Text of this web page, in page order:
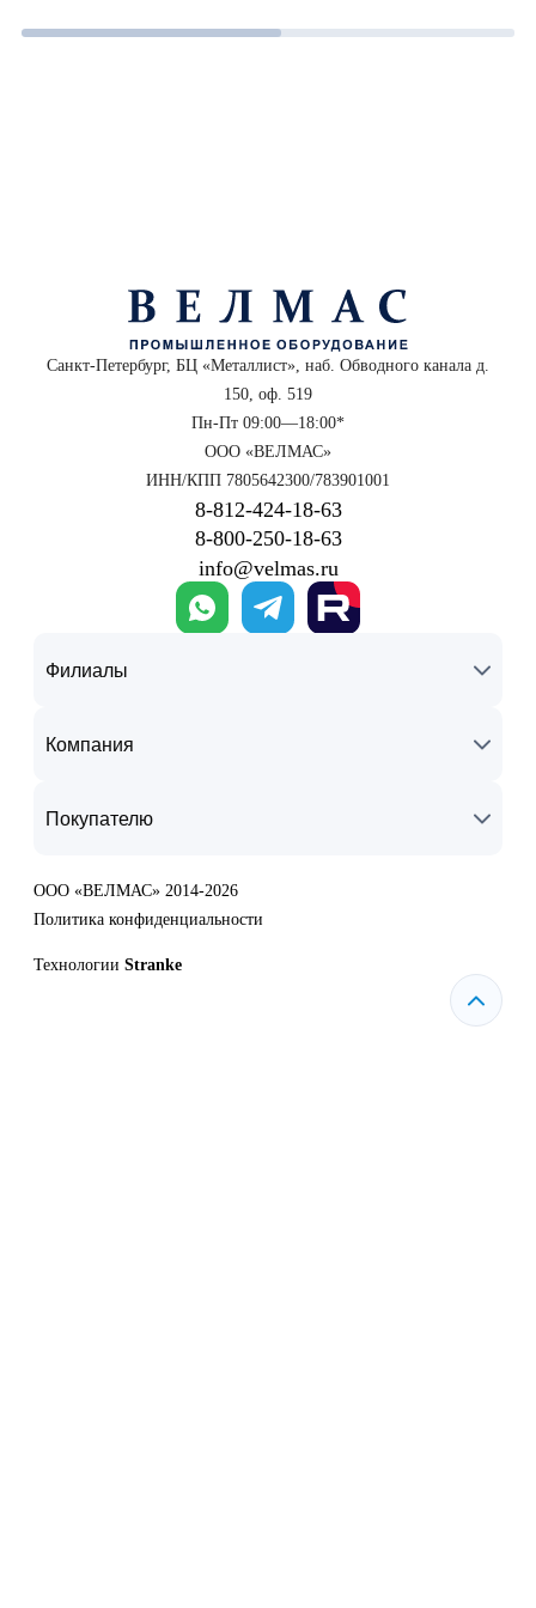
Санкт-Петербург, БЦ «Металлист», наб. Обводного канала д.
150, оф. 519
Пн-Пт 09:00—18:00*
ООО «ВЕЛМАС»
ИНН/КПП 7805642300/783901001
8‑812‑424‑18‑63
8‑800‑250‑18‑63
info@velmas.ru
Филиалы
Компания
Покупателю
ООО «ВЕЛМАС» 2014-2026
Политика конфиденциальности
Технологии Stranke